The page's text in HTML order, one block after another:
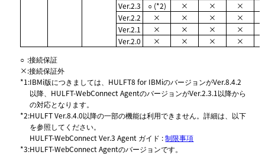
Ver.2.3 ○ (*2) × × ×
Ver.2.2
× × × ×
Ver.2.1
× × × ×
Ver.2.0
× × × ×
○ :接続保証
×:接続保証外
*1:IBMi版につきましては、HULFT8 for IBMiのバージョンがVer.8.4.2
以降、HULFT-WebConnect AgentのバージョンがVer.2.3.1以降から
の対応となります。
*2:HULFT Ver.8.4.0以降の一部の機能は利用できません。詳細は、以下
を参照してください。
HULFT-WebConnect Ver.3 Agent ガイド :制限事項
*3:HULFT-WebConnect Agentのバージョンです。